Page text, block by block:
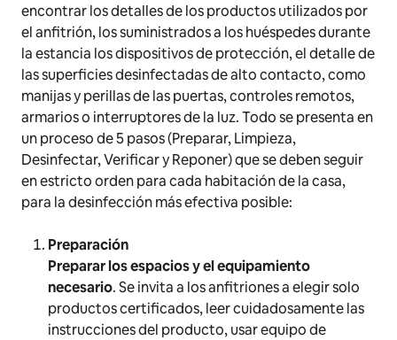
encontrar los detalles de los productos utilizados por
el anfitrión, los suministrados a los huéspedes durante
la estancia los dispositivos de protección, el detalle de
las superficies desinfectadas de alto contacto, como
manijas y perillas de las puertas, controles remotos,
armarios o interruptores de la luz. Todo se presenta en
un proceso de 5 pasos (Preparar, Limpieza,
Desinfectar, Verificar y Reponer) que se deben seguir
en estricto orden para cada habitación de la casa,
para la desinfección más efectiva posible:
Preparación
Preparar los espacios y el equipamiento
necesario. Se invita a los anfitriones a elegir solo
productos certificados, leer cuidadosamente las
instrucciones del producto, usar equipo de